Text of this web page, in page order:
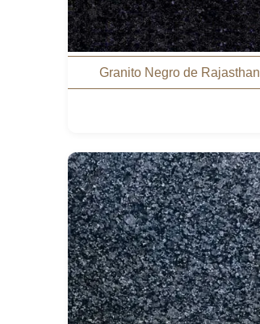
Granito Negro de Rajasthan